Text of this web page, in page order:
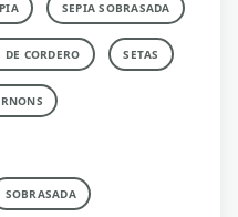
SEPIA SOBRASADA
DE CORDERO SETAS
SOBRASADA